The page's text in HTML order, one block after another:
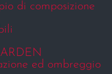
di composizione
ed ombreggio